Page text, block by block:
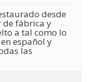
desde
de fábrica y
a tal como lo
español y
las